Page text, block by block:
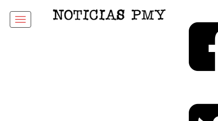
Menu